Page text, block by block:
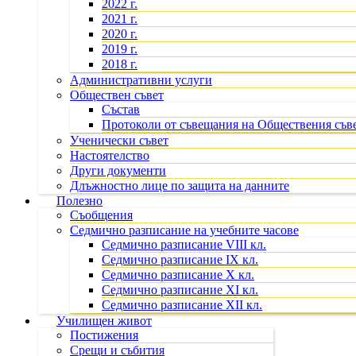
2022 г.
2021 г.
2020 г.
2019 г.
2018 г.
Административни услуги
Обществен съвет
Състав
Протоколи от съвещания на Обществения
Ученически съвет
Настоятелство
Други документи
Длъжностно лице по защита на данните
Полезно
Съобщения
Седмично разписание на учебните часове
Седмично разписание VIII кл.
Седмично разписание IX кл.
Седмично разписание X кл.
Седмично разписание XI кл.
Седмично разписание XII кл.
Училищен живот
Постижения
Срещи и събития